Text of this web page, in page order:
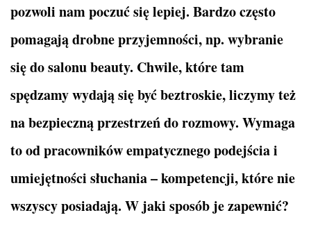
pozwoli nam poczuć się lepiej. Bardzo często
pomagają drobne przyjemności, np. wybranie
się do salonu beauty. Chwile, które tam
spędzamy wydają się być beztroskie, liczymy też
na bezpieczną przestrzeń do rozmowy. Wymaga
to od pracowników empatycznego podejścia i
umiejętności słuchania – kompetencji, które nie
wszyscy posiadają. W jaki sposób je zapewnić?